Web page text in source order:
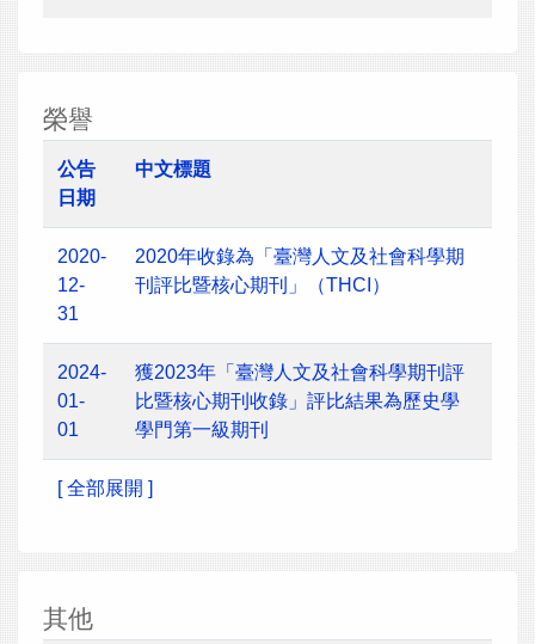
榮譽
公告
日期
中文標題
2020-
12-
31
2020年收錄為「臺灣人文及社會科學期
刊評比暨核心期刊」（THCI）
2024-
01-
01
獲2023年「臺灣人文及社會科學期刊評
比暨核心期刊收錄」評比結果為歷史學
學門第一級期刊
[ 全部展開 ]
其他